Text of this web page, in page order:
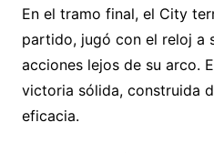
En el tramo final, el City
partido, jugó con el reloj a
acciones lejos de su arco.
victoria sólida, construida
eficacia.